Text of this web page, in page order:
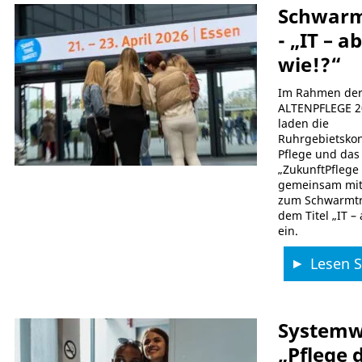
- „IT –
wie!?“
Im Rahmen der
ALTENPFLEGE
laden die
Pflege und
„ZukunftPflege
gemeinsam
zum
dem Titel „IT –
ein.
Lesen
„Pflege